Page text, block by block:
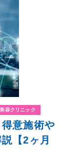
美容クリニック
意施術や
【2ヶ月